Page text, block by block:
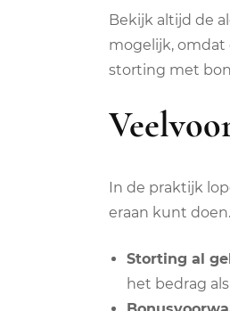
Bekijk altijd de
mogelijk, omdat
storting met
In de praktijk
eraan kunt doen.
Storting al
het bedrag